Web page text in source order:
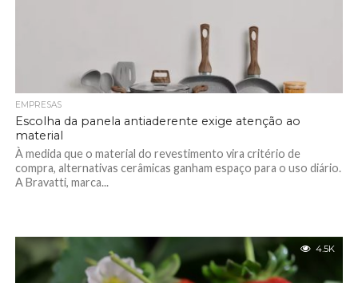
EMPRESAS
Escolha da panela antiaderente exige atenção ao
material
À medida que o material do revestimento vira critério de
compra, alternativas cerâmicas ganham espaço para o uso diário.
A Bravatti, marca...
4.5K